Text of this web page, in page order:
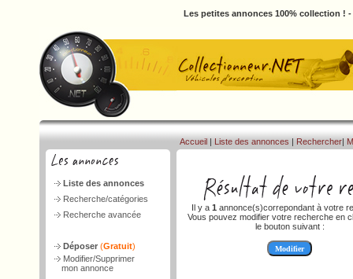
Les petites annonces 100% collection !
Liste des annonces
Recherche/catégories
Recherche avancée
Déposer (Gratuit)
Modifier/Supprimer
mon annonce
Accueil | Liste des annonces | Rechercher|
Il y a 1 annonce(s)correpondant à votre
Vous pouvez modifier votre recherche en
le bouton suivant :